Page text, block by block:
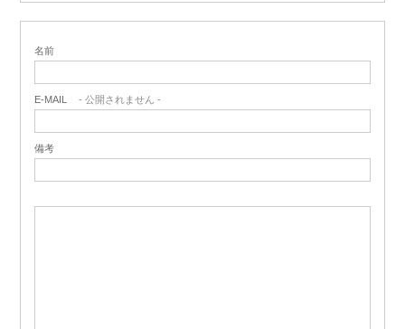
名前
E-MAIL - 公開されません -
備考